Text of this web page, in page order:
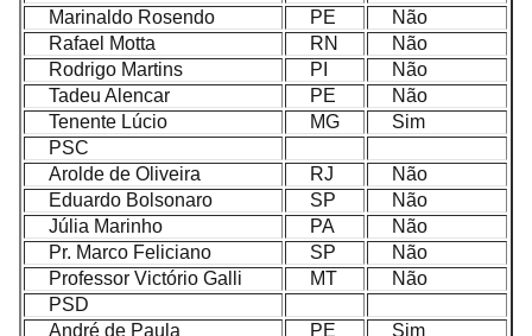
Marinaldo Rosendo
PE
Não
Rafael Motta
RN
Não
Rodrigo Martins
PI
Não
Tadeu Alencar
PE
Não
Tenente Lúcio
MG
Sim
PSC
Arolde de Oliveira
RJ
Não
Eduardo Bolsonaro
SP
Não
Júlia Marinho
PA
Não
Pr. Marco Feliciano
SP
Não
Professor Victório Galli
MT
Não
PSD
André de Paula
PE Sim